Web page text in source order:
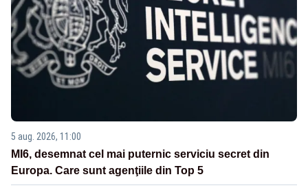
5 aug. 2026, 11:00
MI6, desemnat cel mai puternic serviciu secret din
Europa. Care sunt agenţiile din Top 5